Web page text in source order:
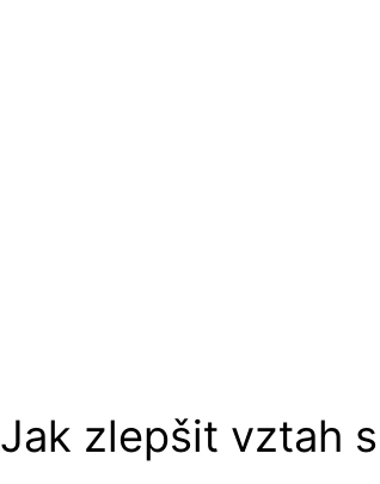
Jak zlepšit vztah